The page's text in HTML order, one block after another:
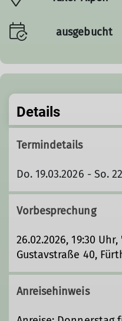
ausgebucht
Details
Termindetails
Do. 19.03.2026 - So.
Vorbesprechung
26.02.2026, 19:30
Gustavstraße 40,
Anreisehinweis